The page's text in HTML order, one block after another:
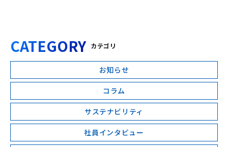
CATEGORY カテゴリ
お知らせ
コラム
サステナビリティ
社員インタビュー